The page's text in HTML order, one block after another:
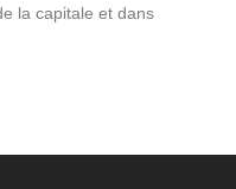
la capitale et dans